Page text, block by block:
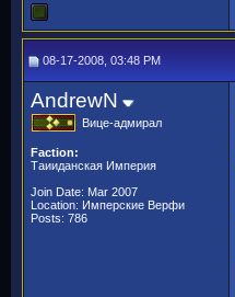
08-17-2008, 03:48 PM
AndrewN
Вице-адмирал
Faction:
Таииданская Империя
Join Date: Mar 2007
Location: Имперские Верфи
Posts: 786